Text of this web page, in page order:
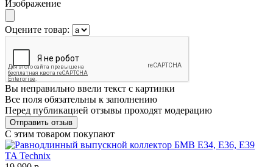
Изображение
Оцените товар:
Вы неправильно ввели текст с картинки
Все поля обязательны к заполнению
Перед публикацией отзывы проходят модерацию
С этим товаром покупают